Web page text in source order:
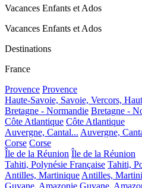
Vacances Enfants et Ados
Vacances Enfants et Ados
Destinations
France
Provence Provence
Haute-Savoie, Savoie, Vercors,
Bretagne - Normandie Bretagne -
Côte Atlantique Côte Atlantique
Auvergne, Cantal... Auvergne,
Corse Corse
Île de la Réunion Île de la Réunion
Tahiti, Polynésie Française Tahiti,
Antilles, Martinique Antilles,
Guyane, Amazonie Guyane,